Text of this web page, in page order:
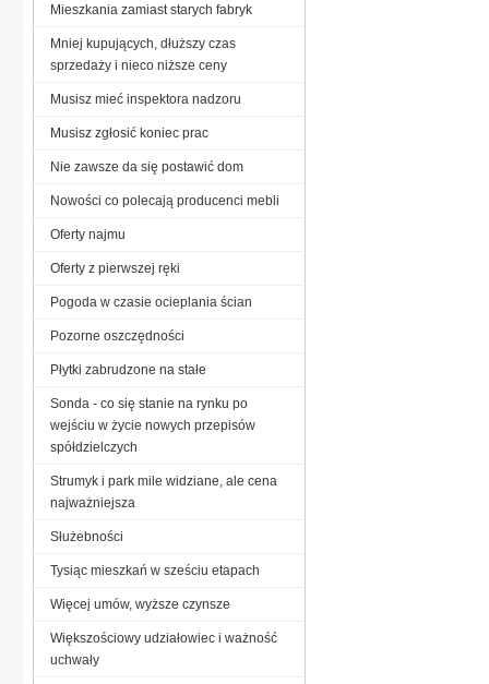
Mieszkania zamiast starych fabryk
Mniej kupujących, dłuższy czas
sprzedaży i nieco niższe ceny
Musisz mieć inspektora nadzoru
Musisz zgłosić koniec prac
Nie zawsze da się postawić dom
Nowości co polecają producenci mebli
Oferty najmu
Oferty z pierwszej ręki
Pogoda w czasie ocieplania ścian
Pozorne oszczędności
Płytki zabrudzone na stałe
Sonda - co się stanie na rynku po
wejściu w życie nowych przepisów
spółdzielczych
Strumyk i park mile widziane, ale cena
najważniejsza
Służebności
Tysiąc mieszkań w sześciu etapach
Więcej umów, wyższe czynsze
Większościowy udziałowiec i ważność
uchwały